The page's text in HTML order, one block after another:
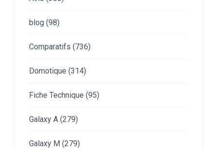
blog (98)
Comparatifs (736)
Domotique (314)
Fiche Technique (95)
Galaxy A (279)
Galaxy M (279)